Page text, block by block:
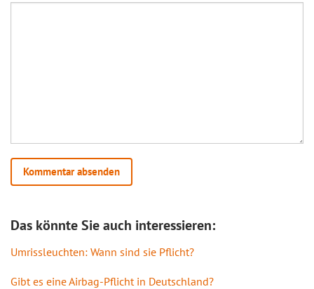
Das könnte Sie auch interessieren:
Umrissleuchten: Wann sind sie Pflicht?
Gibt es eine Airbag-Pflicht in Deutschland?